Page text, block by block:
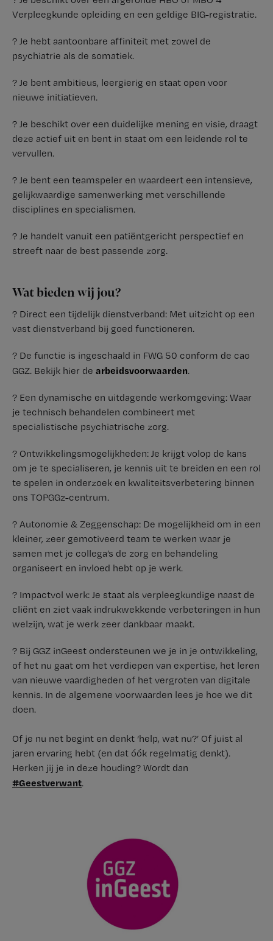
Verpleegkunde opleiding en een geldige BIG-registratie.
? Je hebt aantoonbare affiniteit met zowel de
psychiatrie als de somatiek.
? Je bent ambitieus, leergierig en staat open voor
nieuwe initiatieven.
? Je beschikt over een duidelijke mening en visie, draagt
deze actief uit en bent in staat om een leidende rol te
vervullen.
? Je bent een teamspeler en waardeert een intensieve,
gelijkwaardige samenwerking met verschillende
disciplines en specialismen.
? Je handelt vanuit een patiëntgericht perspectief en
streeft naar de best passende zorg.
Wat bieden wij jou?
? Direct een tijdelijk dienstverband: Met uitzicht op een
vast dienstverband bij goed functioneren.
? De functie is ingeschaald in FWG 50 conform de cao
GGZ. Bekijk hier de arbeidsvoorwaarden.
? Een dynamische en uitdagende werkomgeving: Waar
je technisch behandelen combineert met
specialistische psychiatrische zorg.
? Ontwikkelingsmogelijkheden: Je krijgt volop de kans
om je te specialiseren, je kennis uit te breiden en een rol
te spelen in onderzoek en kwaliteitsverbetering binnen
ons TOPGGz-centrum.
? Autonomie & Zeggenschap: De mogelijkheid om in een
kleiner, zeer gemotiveerd team te werken waar je
samen met je collega’s de zorg en behandeling
organiseert en invloed hebt op je werk.
? Impactvol werk: Je staat als verpleegkundige naast de
cliënt en ziet vaak indrukwekkende verbeteringen in hun
welzijn, wat je werk zeer dankbaar maakt.
? Bij GGZ inGeest ondersteunen we je in je ontwikkeling,
of het nu gaat om het verdiepen van expertise, het leren
van nieuwe vaardigheden of het vergroten van digitale
kennis. In de algemene voorwaarden lees je hoe we dit
doen.
Of je nu net begint en denkt ‘help, wat nu?’ Of juist al
jaren ervaring hebt (en dat óók regelmatig denkt).
Herken jij je in deze houding? Wordt dan
#Geestverwant.